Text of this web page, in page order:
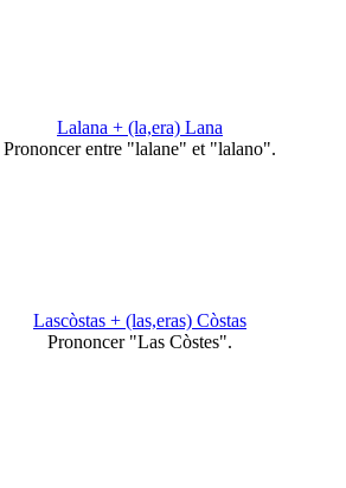
Lalana + (la,era) Lana
Prononcer entre "lalane" et "lalano".
Lascòstas + (las,eras) Còstas
Prononcer "Las Còstes".